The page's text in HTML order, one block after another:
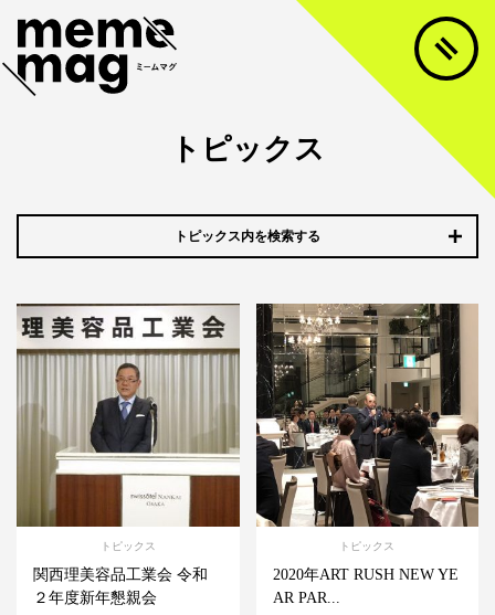
トピックス
トピックス内を検索する
トピックス
関西理美容品工業会 令和
２年度新年懇親会
トピックス
2020年ART RUSH NEW YE
AR PAR...